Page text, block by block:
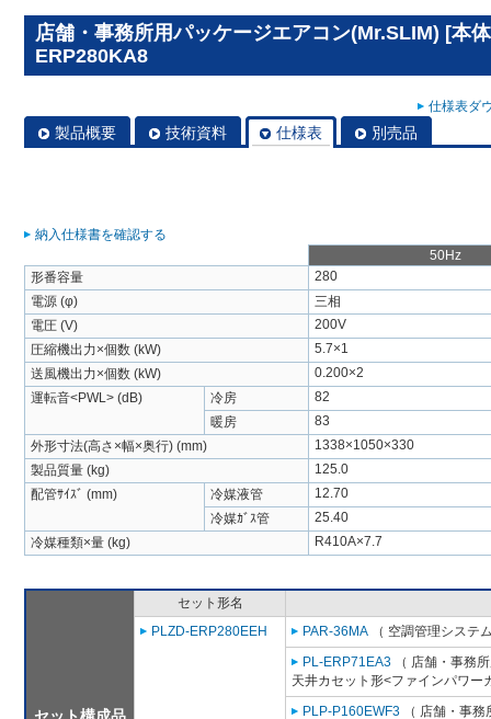
店舗・事務所用パッケージエアコン(Mr.SLIM) [本
ERP280KA8
仕様表ダ
製品概要 技術資料 仕様表 別売品
納入仕様書を確認する
50Hz
形番容量
280
電源 (φ)
三相
電圧 (V)
200V
圧縮機出力×個数 (kW)
5.7×1
送風機出力×個数 (kW)
0.200×2
運転音<PWL> (dB)
冷房
82
暖房
83
外形寸法(高さ×幅×奥行) (mm)
1338×1050×330
製品質量 (kg)
125.0
配管ｻｲｽﾞ (mm)
冷媒液管
12.70
冷媒ｶﾞｽ管
25.40
冷媒種類×量 (kg)
R410A×7.7
セット形名
PLZD-ERP280EEH
PAR-36MA （ 空調管理システ
PL-ERP71EA3 （ 店舗・事務
天井カセット形<ファインパワー
PLP-P160EWF3 （ 店舗・事